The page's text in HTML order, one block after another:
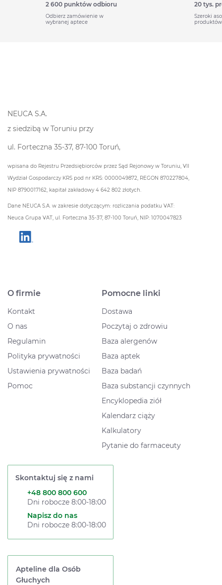
2 600 punktów odbioru
Odbierz zamówienie w
wybranej aptece
20 tys.
Szeroki
produktów
NEUCA S.A.
z siedzibą w Toruniu przy
ul. Forteczna 35-37, 87-100 Toruń,
wpisana do Rejestru Przedsiębiorców przez Sąd Rejonowy w Toruniu, VII
Wydział Gospodarczy KRS pod nr KRS: 0000049872, REGON 870227804,
NIP 8790017162, kapitał zakładowy 4 642 802 złotych.
Dane NEUCA S.A. w zakresie dotyczącym: rozliczania podatku VAT:
Neuca Grupa VAT, ul. Forteczna 35-37, 87-100 Toruń, NIP: 1070047823
O firmie
Kontakt
O nas
Regulamin
Polityka prywatności
Ustawienia prywatności
Pomoc
Pomocne linki
Dostawa
Poczytaj o zdrowiu
Baza alergenów
Baza aptek
Baza badań
Baza substancji czynnych
Encyklopedia ziół
Kalendarz ciąży
Kalkulatory
Pytanie do farmaceuty
Skontaktuj się z nami
+48 800 800 600
Dni robocze 8:00-18:00
Napisz do nas
Dni robocze 8:00-18:00
Apteline dla Osób
Głuchych